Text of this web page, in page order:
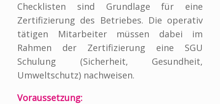
Checklisten sind Grundlage für eine
Zertifizierung des Betriebes. Die operativ
tätigen Mitarbeiter müssen dabei im
Rahmen der Zertifizierung eine SGU
Schulung (Sicherheit, Gesundheit,
Umweltschutz) nachweisen.
Voraussetzung: